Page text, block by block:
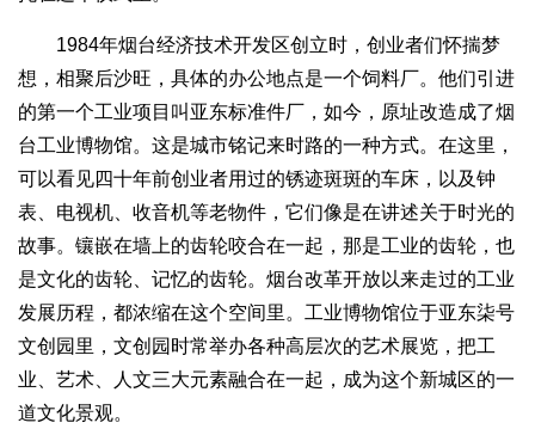
1984年烟台经济技术开发区创立时，创业者们怀揣梦
想，相聚后沙旺，具体的办公地点是一个饲料厂。他们引进
的第一个工业项目叫亚东标准件厂，如今，原址改造成了烟
台工业博物馆。这是城市铭记来时路的一种方式。在这里，
可以看见四十年前创业者用过的锈迹斑斑的车床，以及钟
表、电视机、收音机等老物件，它们像是在讲述关于时光的
故事。镶嵌在墙上的齿轮咬合在一起，那是工业的齿轮，也
是文化的齿轮、记忆的齿轮。烟台改革开放以来走过的工业
发展历程，都浓缩在这个空间里。工业博物馆位于亚东柒号
文创园里，文创园时常举办各种高层次的艺术展览，把工
业、艺术、人文三大元素融合在一起，成为这个新城区的一
道文化景观。